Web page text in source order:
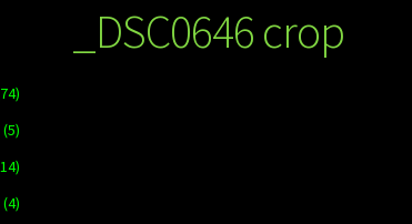
_DSC0646 crop
(5)
(4)